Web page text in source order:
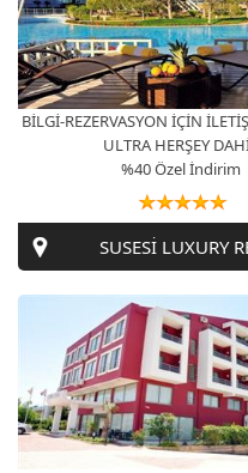
BİLGİ-REZERVASYON İÇİN
ULTRA HERŞEY
%40 Özel İndirim
SUSESİ LUXURY
BİLGİ-REZERVASYON İÇİN
ULTRA HERŞEY
%15 Özel İndirim